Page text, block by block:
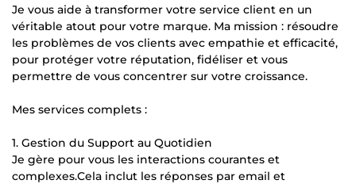
Je vous aide à transformer votre service client en un
véritable atout pour votre marque. Ma mission : résoudre
les problèmes de vos clients avec empathie et efficacité,
pour protéger votre réputation, fidéliser et vous
permettre de vous concentrer sur votre croissance.
Mes services complets :
1. Gestion du Support au Quotidien
Je gère pour vous les interactions courantes et
complexes.Cela inclut les réponses par email et